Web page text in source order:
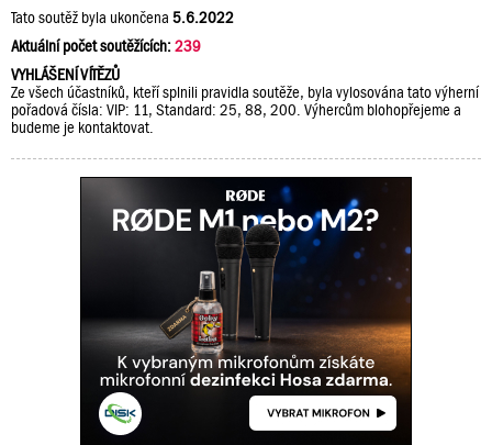
Tato soutěž byla ukončena 5.6.2022
Aktuální počet soutěžících:239
VYHLÁŠENÍ VÍTĚZŮ
Ze všech účastníků, kteří splnili pravidla soutěže, byla vylosována tato výherní
pořadová čísla: VIP: 11, Standard: 25, 88, 200. Výhercům blohopřejeme a
budeme je kontaktovat.